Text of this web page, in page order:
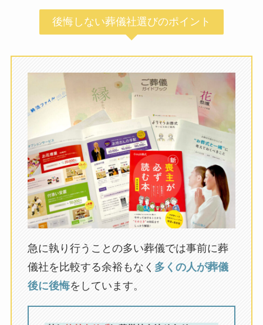
後悔しない葬儀社選びのポイント
急に執り行うことの多い葬儀では事前に葬
儀社を比較する余裕もなく 多くの人が葬儀
後に後悔をしています。